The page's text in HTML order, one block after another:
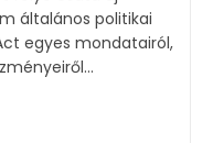
általános politikai
egyes mondatairól,